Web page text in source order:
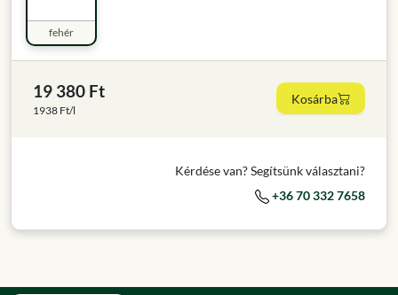
fehér
19 380 Ft
1938 Ft/l
Kosárba
Kérdése van? Segítsünk választani?
+36 70 332 7658